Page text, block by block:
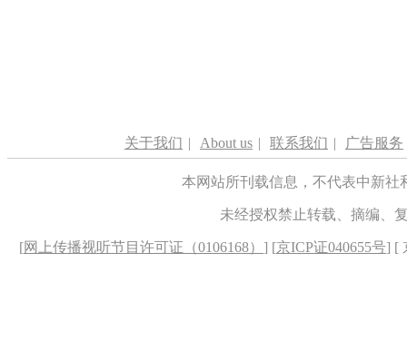
关于我们 | About us | 联系我们 | 广告服务
本网站所刊载信息，不代表中新
未经授权禁止转载、摘编、
[网上传播视听节目许可证（0106168） ] [京ICP证040655号] [